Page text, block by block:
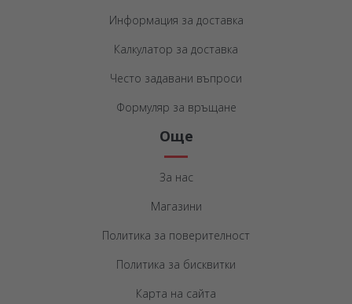
Информация за доставка
Калкулатор за доставка
Често задавани въпроси
Формуляр за връщане
Още
За нас
Магазини
Политика за поверителност
Политика за бисквитки
Карта на сайта